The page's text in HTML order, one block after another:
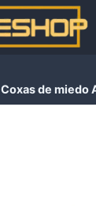
Coxas de miedo